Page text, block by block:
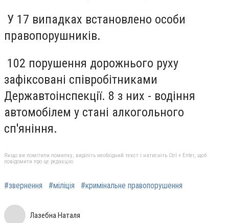
У 17 випадках встановлено особи
правопорушників.
102 порушення дорожнього руху
зафіксовані співробітниками
Державтоінспекції. 8 з них - водіння
автомобілем у стані алкогольного
сп'яніння.
Якщо ви помітили помилку, виділіть необхідний текст і натисніть Ctrl + Enter, щоб
повідомити про це редакцію
#звернення #міліція #кримінальне правопорушення
Лазебна Наталя